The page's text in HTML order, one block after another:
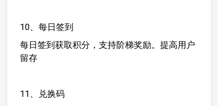
10、每日签到
每日签到获取积分，支持阶梯奖励。提高用户
留存
11、兑换码